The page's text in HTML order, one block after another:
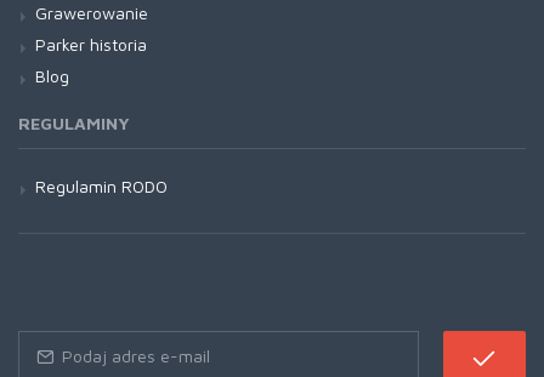
Grawerowanie
Parker historia
Blog
REGULAMINY
Regulamin RODO